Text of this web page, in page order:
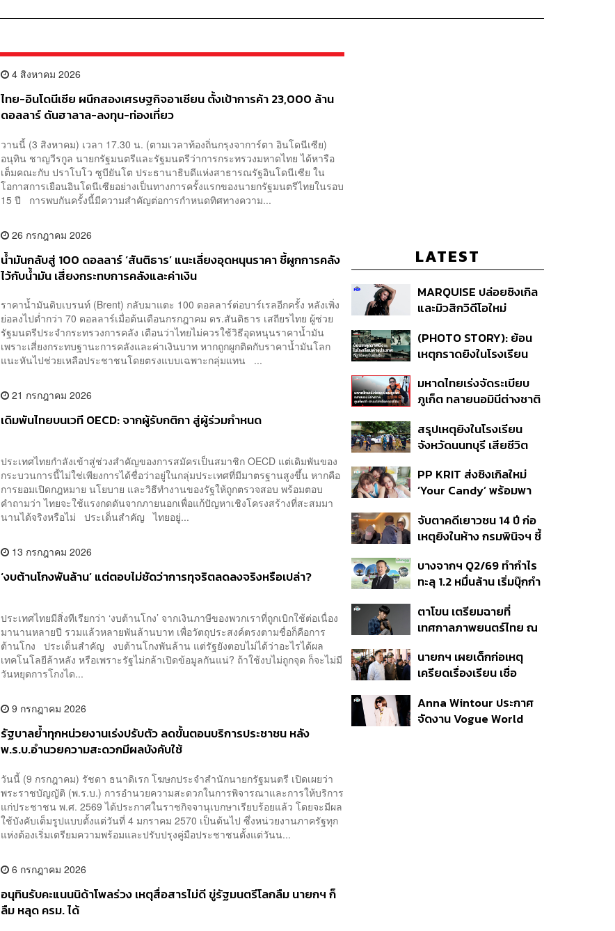
4 สิงหาคม 2026
ไทย-อินโดนีเซีย ผนึกสองเศรษฐกิจอาเซียน ตั้งเป้าการค้า 23,000 ล้าน
ดอลลาร์ ดันฮาลาล-ลงทุน-ท่องเที่ยว
วานนี้ (3 สิงหาคม) เวลา 17.30 น. (ตามเวลาท้องถิ่นกรุงจาการ์ตา อินโดนีเซีย)
อนุทิน ชาญวีรกูล นายกรัฐมนตรีและรัฐมนตรีว่าการกระทรวงมหาดไทย ได้หารือ
เต็มคณะกับ ปราโบโว ซูบียันโต ประธานาธิบดีแห่งสาธารณรัฐอินโดนีเซีย ใน
โอกาสการเยือนอินโดนีเซียอย่างเป็นทางการครั้งแรกของนายกรัฐมนตรีไทยในรอบ
15 ปี การพบกันครั้งนี้มีความสำคัญต่อการกำหนดทิศทางความ...
26 กรกฎาคม 2026
น้ำมันกลับสู่ 100 ดอลลาร์ ‘สันติธาร’ แนะเลี่ยงอุดหนุนราคา ชี้ผูกการคลัง
ไว้กับน้ำมัน เสี่ยงกระทบการคลังและค่าเงิน
ราคาน้ำมันดิบเบรนท์ (Brent) กลับมาแตะ 100 ดอลลาร์ต่อบาร์เรลอีกครั้ง หลังเพิ่ง
ย่อลงไปต่ำกว่า 70 ดอลลาร์เมื่อต้นเดือนกรกฎาคม ดร.สันติธาร เสถียรไทย ผู้ช่วย
รัฐมนตรีประจำกระทรวงการคลัง เตือนว่าไทยไม่ควรใช้วิธีอุดหนุนราคาน้ำมัน
เพราะเสี่ยงกระทบฐานะการคลังและค่าเงินบาท หากถูกผูกติดกับราคาน้ำมันโลก
แนะหันไปช่วยเหลือประชาชนโดยตรงแบบเฉพาะกลุ่มแทน ...
21 กรกฎาคม 2026
เดิมพันไทยบนเวที OECD: จากผู้รับกติกา สู่ผู้ร่วมกำหนด
ประเทศไทยกำลังเข้าสู่ช่วงสำคัญของการสมัครเป็นสมาชิก OECD แต่เดิมพันของ
กระบวนการนี้ไม่ใช่เพียงการได้ชื่อว่าอยู่ในกลุ่มประเทศที่มีมาตรฐานสูงขึ้น หากคือ
การยอมเปิดกฎหมาย นโยบาย และวิธีทำงานของรัฐให้ถูกตรวจสอบ พร้อมตอบ
คำถามว่า ไทยจะใช้แรงกดดันจากภายนอกเพื่อแก้ปัญหาเชิงโครงสร้างที่สะสมมา
นานได้จริงหรือไม่ ประเด็นสำคัญ ไทยอยู่...
13 กรกฎาคม 2026
‘งบต้านโกงพันล้าน’ แต่ตอบไม่ชัดว่าการทุจริตลดลงจริงหรือเปล่า?
ประเทศไทยมีสิ่งทีเรียกว่า ‘งบต้านโกง’ จากเงินภาษีของพวกเราที่ถูกเบิกใช้ต่อเนื่อง
มานานหลายปี รวมแล้วหลายพันล้านบาท เพื่อวัตถุประสงค์ตรงตามชื่อก็คือการ
ต้านโกง ประเด็นสำคัญ งบต้านโกงพันล้าน แต่รัฐยังตอบไม่ได้ว่าอะไรได้ผล
เทคโนโลยีล้าหลัง หรือเพราะรัฐไม่กล้าเปิดข้อมูลกันแน่? ถ้าใช้งบไม่ถูกจุด ก็จะไม่มี
วันหยุดการโกงได...
9 กรกฎาคม 2026
รัฐบาลย้ำทุกหน่วยงานเร่งปรับตัว ลดขั้นตอนบริการประชาชน หลัง
พ.ร.บ.อำนวยความสะดวกมีผลบังคับใช้
วันนี้ (9 กรกฎาคม) รัชดา ธนาดิเรก โฆษกประจำสำนักนายกรัฐมนตรี เปิดเผยว่า
พระราชบัญญัติ (พ.ร.บ.) การอำนวยความสะดวกในการพิจารณาและการให้บริการ
แก่ประชาชน พ.ศ. 2569 ได้ประกาศในราชกิจจานุเบกษาเรียบร้อยแล้ว โดยจะมีผล
ใช้บังคับเต็มรูปแบบตั้งแต่วันที่ 4 มกราคม 2570 เป็นต้นไป ซึ่งหน่วยงานภาครัฐทุก
แห่งต้องเริ่มเตรียมความพร้อมและปรับปรุงคู่มือประชาชนตั้งแต่วันน...
6 กรกฎาคม 2026
อนุทินรับคะแนนนิด้าโพลร่วง เหตุสื่อสารไม่ดี ขู่รัฐมนตรีโลกลืม นายกฯ ก็
ลืม หลุด ครม. ได้
LATEST
MARQUISE ปล่อยซิงเกิล
และมิวสิกวิดีโอใหม่
สัมพันธ์สุด Toxic
(PHOTO STORY): ย้อน
เหตุกราดยิงในโรงเรียน
นักเรียน
มหาดไทยเร่งจัดระเบียบ
ภูเก็ต ทลายนอมินีต่างชาติ
ที่ดิน เคลียร์ใบอนุญาต
โรงแรมค้าง 7 ปี
สรุปเหตุยิงในโรงเรียน
จังหวัดนนทบุรี เสียชีวิต
ปมค้นประวัติคดีกราดยิงที่
สหรัฐฯ
PP KRIT ส่งซิงเกิลใหม่
‘Your Candy’ พร้อมพา
สิกวิดีโอ
จับตาคดีเยาวชน 14 ปี ก่อ
เหตุยิงในห้าง กรมพินิจฯ ชี้
เนื่อง ประเมินปล่อยตัว
บางจากฯ Q2/69 ทำกำไร
ทะลุ 1.2 หมื่นล้าน เริ่มบุ๊กกำ
แรก หนุนรายได้ครึ่งปีทะลุ
3.2 แสนล้าน
ตาโขน เตรียมฉายที่
เทศกาลภาพยนตร์ไทย ณ
นายกฯ เผยเด็กก่อเหตุ
เครียดเรื่องเรียน เชื่อ
กระสุนอีกกว่า 30 นัด หาก
ไม่จบชีวิตตัวเองอาจสูญ
Anna Wintour ประกาศ
จัดงาน Vogue World